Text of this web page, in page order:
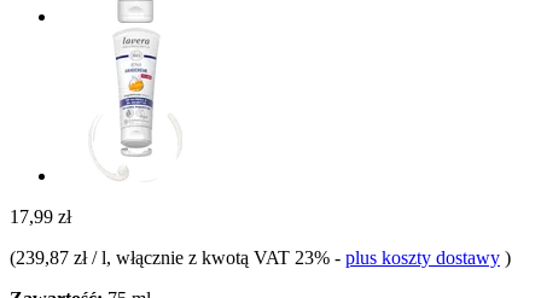
17,99 zł
(239,87 zł / l, włącznie z kwotą VAT 23% - plus koszty dostawy )